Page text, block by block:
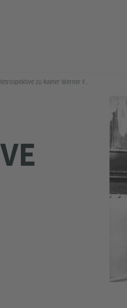
Retrospektive zu Rainer Werner Fassbinder